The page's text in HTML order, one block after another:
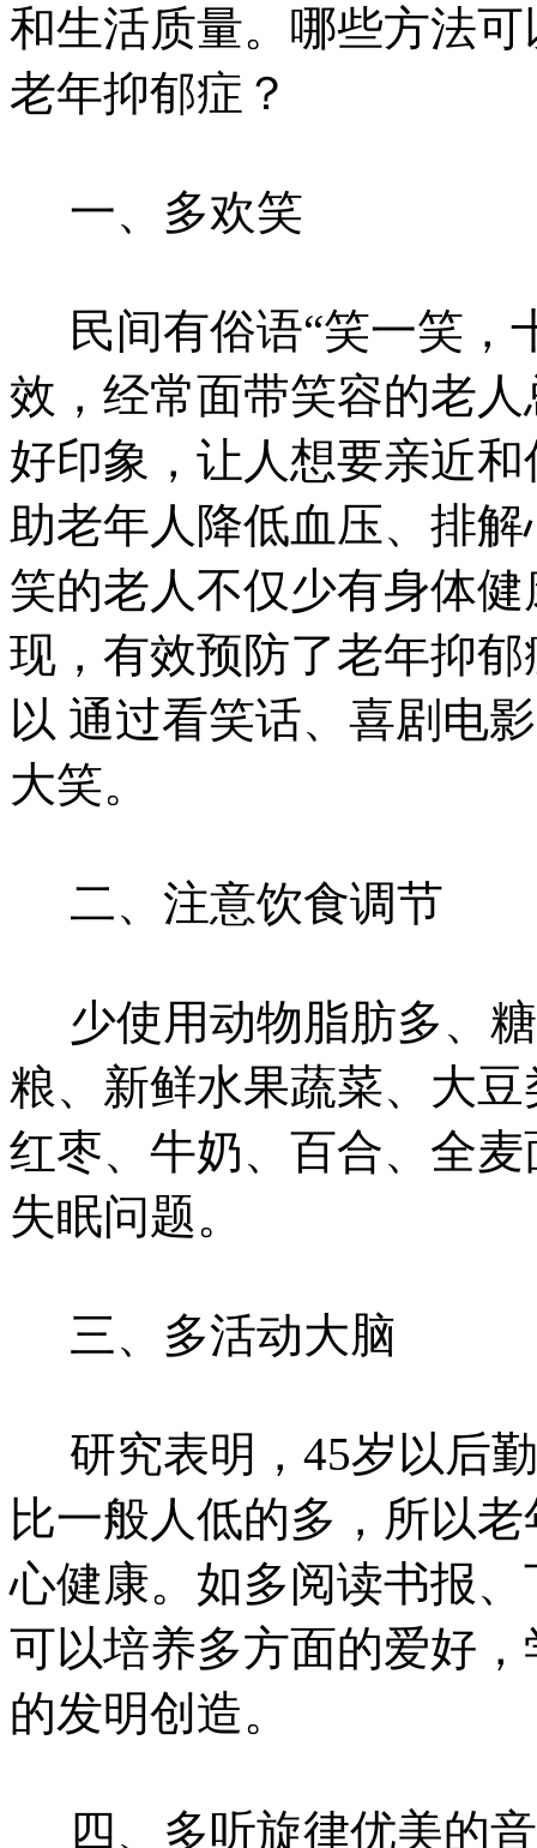
和生活质量。哪些方法
老年抑郁症？
一、多欢笑
民间有俗语“笑一笑，
效，经常面带笑容的老
好印象，让人想要亲近
助老年人降低血压、排
笑的老人不仅少有身体
现，有效预防了老年抑
以 通过看笑话、喜剧电
大笑。
二、注意饮食调节
少使用动物脂肪多、
粮、新鲜水果蔬菜、大
红枣、牛奶、百合、全
失眠问题。
三、多活动大脑
研究表明，45岁以后
比一般人低的多，所以
心健康。如多阅读书报
可以培养多方面的爱好
的发明创造。
四、多听旋律优美的